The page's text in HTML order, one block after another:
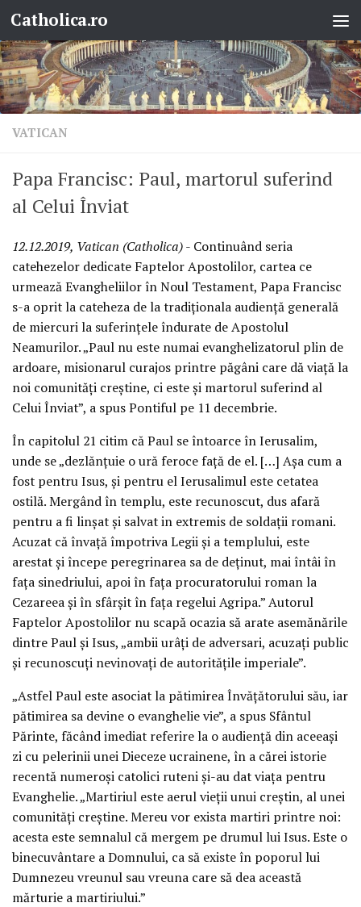
Skip to content
Catholica.ro
VATICAN
Papa Francisc: Paul, martorul suferind
al Celui Înviat
12.12.2019, Vatican (Catholica)- Continuând seria
catehezelor dedicate Faptelor Apostolilor, cartea ce
urmează Evangheliilor în Noul Testament, Papa Francisc
s-a oprit la cateheza de la tradiționala audiență generală
de miercuri la suferințele îndurate de Apostolul
Neamurilor. „Paul nu este numai evanghelizatorul plin de
ardoare, misionarul curajos printre păgâni care dă viață la
noi comunități creștine, ci este și martorul suferind al
Celui Înviat”, a spus Pontiful pe 11 decembrie.
În capitolul 21 citim că Paul se întoarce în Ierusalim,
unde se „dezlănțuie o ură feroce față de el. […] Așa cum a
fost pentru Isus, și pentru el Ierusalimul este cetatea
ostilă. Mergând în templu, este recunoscut, dus afară
pentru a fi linșat și salvat in extremis de soldații romani.
Acuzat că învață împotriva Legii și a templului, este
arestat și începe peregrinarea sa de deținut, mai întâi în
fața sinedriului, apoi în fața procuratorului roman la
Cezareea și în sfârșit în fața regelui Agripa.” Autorul
Faptelor Apostolilor nu scapă ocazia să arate asemănările
dintre Paul și Isus, „ambii urâți de adversari, acuzați public
și recunoscuți nevinovați de autoritățile imperiale”.
„Astfel Paul este asociat la pătimirea Învățătorului său, iar
pătimirea sa devine o evanghelie vie”, a spus Sfântul
Părinte, făcând imediat referire la o audiență din aceeași
zi cu pelerinii unei Dieceze ucrainene, în a cărei istorie
recentă numeroși catolici ruteni și-au dat viața pentru
Evanghelie. „Martiriul este aerul vieții unui creștin, al unei
comunități creștine. Mereu vor exista martiri printre noi:
acesta este semnalul că mergem pe drumul lui Isus. Este o
binecuvântare a Domnului, ca să existe în poporul lui
Dumnezeu vreunul sau vreuna care să dea această
mărturie a martiriului.”